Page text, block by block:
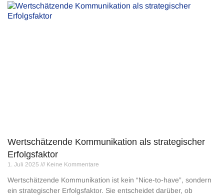
Wertschätzende Kommunikation als strategischer
Erfolgsfaktor
1. Juli 2025 Keine Kommentare
Wertschätzende Kommunikation ist kein “Nice-to-have”, sondern
ein strategischer Erfolgsfaktor. Sie entscheidet darüber, ob